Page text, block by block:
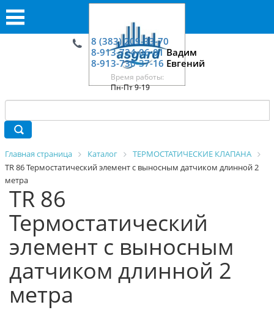
8 (383) 209-33-70
8-913-724-06-01Вадим
8-913-730-37-16 Евгений
Время работы:
Пн-Пт 9-19
Главная страница Каталог
ТЕРМОСТАТИЧЕСКИЕ КЛАПАНА
TR 86 Термостатический элемент с выносным датчиком длинной 2
метра
TR 86
Термостатический
элемент с выносным
датчиком длинной 2
метра